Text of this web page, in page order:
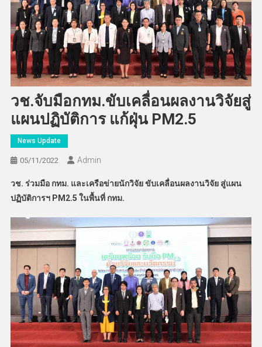
วช.จับมือกทม.ขับเคลื่อนผลงานวิจัยสู่
แผนปฏิบัติการ แก้ฝุ่น PM2.5
News Update
05/11/2022 Admin
วช. ร่วมมือ กทม. และเครือข่ายนักวิจัย ขับเคลื่อนผลงานวิจัย สู่แผน
ปฏิบัติการฯ PM2.5 ในพื้นที่ กทม.